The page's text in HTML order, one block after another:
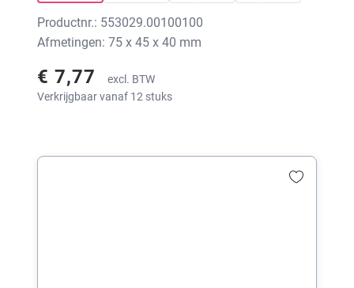
Productnr.: 553029.00100100
Afmetingen: 75 x 45 x 40 mm
€ 7,77
excl. BTW
Verkrijgbaar vanaf 12 stuks